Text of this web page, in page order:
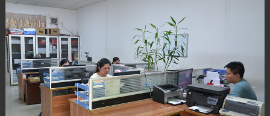
生产设备齐全 值得您信赖